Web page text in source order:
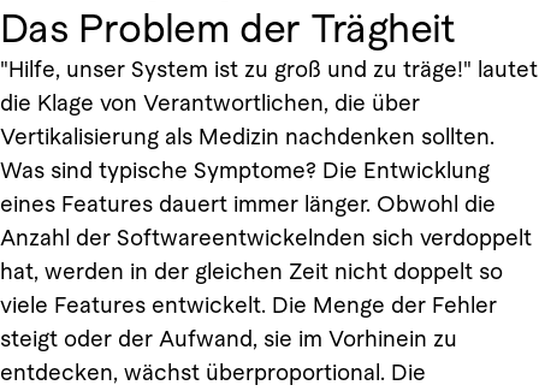
Das Problem der Trägheit
"Hilfe, unser System ist zu groß und zu träge!" lautet
die Klage von Verantwortlichen, die über
Vertikalisierung als Medizin nachdenken sollten.
Was sind typische Symptome? Die Entwicklung
eines Features dauert immer länger. Obwohl die
Anzahl der Softwareentwickelnden sich verdoppelt
hat, werden in der gleichen Zeit nicht doppelt so
viele Features entwickelt. Die Menge der Fehler
steigt oder der Aufwand, sie im Vorhinein zu
entdecken, wächst überproportional. Die